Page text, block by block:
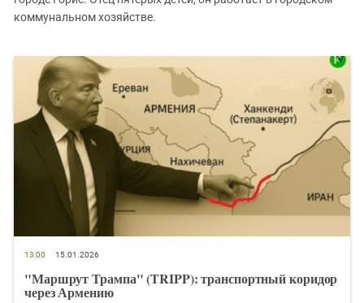
коммунальном хозяйстве.
13:00 15.01.2026
"Маршрут Трампа" (TRIPP): транспортный коридор
через Армению